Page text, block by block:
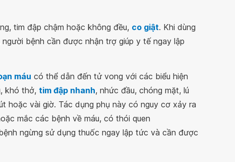
tim đập chậm hoặc không đều, co giật. Khi dùng
bệnh cần được nhận trợ giúp y tế ngay lập
máu có thể dẫn đến tử vong với các biểu hiện
khó thở, tim đập nhanh, nhức đầu, chóng mặt, lú
hoặc vài giờ. Tác dụng phụ này có nguy cơ xảy ra
mắc các bệnh về máu, có thói quen
ngừng sử dụng thuốc ngay lập tức và cần được